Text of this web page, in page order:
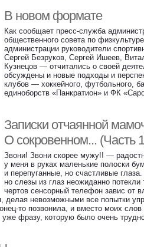
В новом формате
Как сообщает пресс-служба
общественного совета по
администрации руководители
Сергей Безруков, Сергей Ишеев,
Кузнецов — отчитались о своей
обсуждены и новые подходы и
клубов — хоккейного, футбольного,
единоборств «Панкратион» и ФК
Записки отчаянной
О сокровенном... (Часть
Звони! Звони скорее мужу!! —
у меня в руках маленькие полоски
и перепуганные, но счастливые
но слезы из глаз неожиданно
чертов сенсорный телефон завис от
делая невозможными все попытки
то позвонила, и вместо моих
фразу, которую было очень